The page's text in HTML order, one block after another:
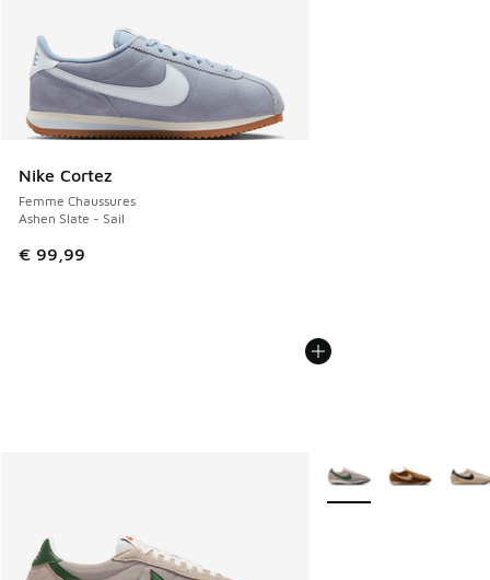
Nike Cortez
Femme Chaussures
Ashen Slate - Sail
€ 99,99
Plus de couleurs